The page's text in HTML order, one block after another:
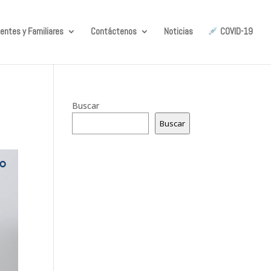
y Familiares Contáctenos Noticias COVID-19
Buscar
Buscar